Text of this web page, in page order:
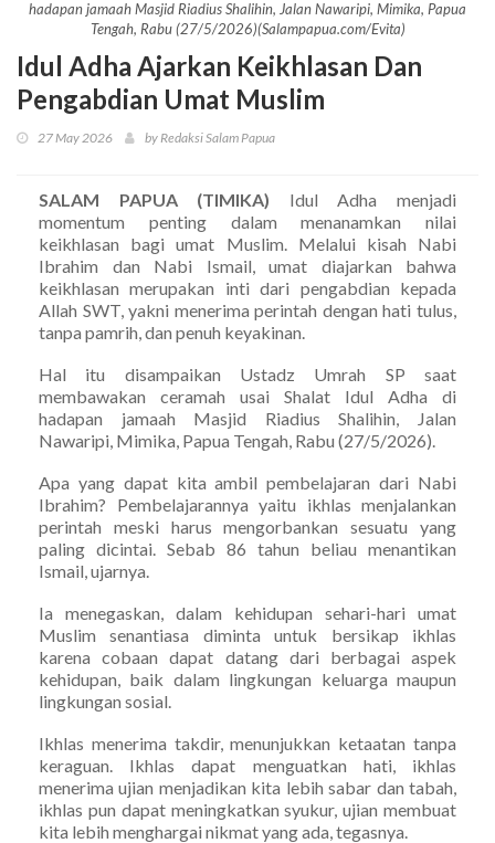
hadapan jamaah Masjid Riadius Shalihin, Jalan Nawaripi, Mimika, Papua
Tengah, Rabu (27/5/2026)(Salampapua.com/Evita)
Idul Adha Ajarkan Keikhlasan Dan
Pengabdian Umat Muslim
27 May 2026 by Redaksi Salam Papua
SALAM PAPUA (TIMIKA) Idul Adha menjadi
momentum penting dalam menanamkan nilai
keikhlasan bagi umat Muslim. Melalui kisah Nabi
Ibrahim dan Nabi Ismail, umat diajarkan bahwa
keikhlasan merupakan inti dari pengabdian kepada
Allah SWT, yakni menerima perintah dengan hati tulus,
tanpa pamrih, dan penuh keyakinan.
Hal itu disampaikan Ustadz Umrah SP saat
membawakan ceramah usai Shalat Idul Adha di
hadapan jamaah Masjid Riadius Shalihin, Jalan
Nawaripi, Mimika, Papua Tengah, Rabu (27/5/2026).
Apa yang dapat kita ambil pembelajaran dari Nabi
Ibrahim? Pembelajarannya yaitu ikhlas menjalankan
perintah meski harus mengorbankan sesuatu yang
paling dicintai. Sebab 86 tahun beliau menantikan
Ismail, ujarnya.
Ia menegaskan, dalam kehidupan sehari-hari umat
Muslim senantiasa diminta untuk bersikap ikhlas
karena cobaan dapat datang dari berbagai aspek
kehidupan, baik dalam lingkungan keluarga maupun
lingkungan sosial.
Ikhlas menerima takdir, menunjukkan ketaatan tanpa
keraguan. Ikhlas dapat menguatkan hati, ikhlas
menerima ujian menjadikan kita lebih sabar dan tabah,
ikhlas pun dapat meningkatkan syukur, ujian membuat
kita lebih menghargai nikmat yang ada, tegasnya.